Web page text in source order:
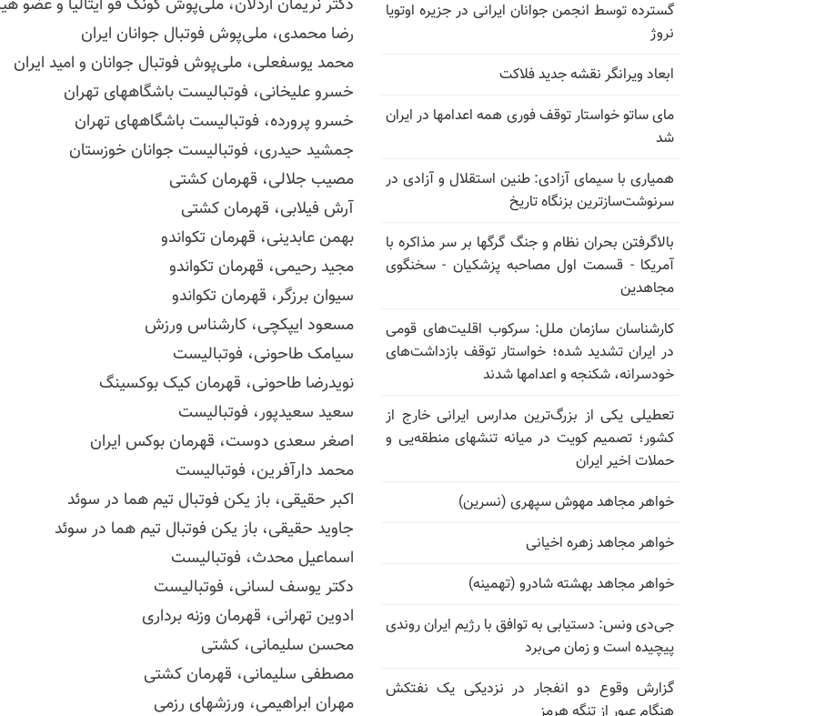
دکتر نریمان اردلان، ملی‌پوش کونگ فو ایتالیا و عضو
رضا محمدی، ملی‌پوش فوتبال جوانان ایران
محمد یوسفعلی، ملی‌پوش فوتبال جوانان و امید ایران
خسرو علیخانی، فوتبالیست باشگاههای تهران
خسرو پرورده، فوتبالیست باشگاههای تهران
جمشید حیدری، فوتبالیست جوانان خوزستان
مصیب جلالی، قهرمان کشتی
آرش فیلابی، قهرمان کشتی
بهمن عابدینی، قهرمان تکواندو
مجید رحیمی، قهرمان تکواندو
سیوان برزگر، قهرمان تکواندو
مسعود ایپکچی، کارشناس ورزش
سیامک طاحونی، فوتبالیست
نویدرضا طاحونی، قهرمان کیک بوکسینگ
سعید سعیدپور، فوتبالیست
اصغر سعدی دوست، قهرمان بوکس ایران
محمد دارآفرین، فوتبالیست
اکبر حقیقی، باز یکن فوتبال تیم هما در سوئد
جاوید حقیقی، باز یکن فوتبال تیم هما در سوئد
اسماعیل محدث، فوتبالیست
دکتر یوسف لسانی، فوتبالیست
ادوین تهرانی، قهرمان وزنه برداری
محسن سلیمانی، کشتی
مصطفی سلیمانی، قهرمان کشتی
مهران ابراهیمی، ورزشهای رزمی
گسترده توسط انجمن جوانان ایرانی در جزیره اوتویا
نروژ
ابعاد ویرانگر نقشه جدید فلاکت
مای ساتو خواستار توقف فوری همه اعدامها در ایران
شد
همیاری با سیمای آزادی: طنین استقلال و آزادی در
سرنوشت‌سازترین بزنگاه تاریخ
بالا‌گرفتن بحران نظام و جنگ گرگها بر سر مذاکره با
آمریکا - قسمت اول مصاحبه پزشکیان - سخنگوی
مجاهدین
کارشناسان سازمان ملل: سرکوب اقلیت‌های قومی
در ایران تشدید شده؛ خواستار توقف بازداشت‌های
خودسرانه، شکنجه و اعدامها شدند
تعطیلی یکی از بزرگ‌ترین مدارس ایرانی خارج از
کشور؛ تصمیم کویت در میانه تنشهای منطقه‌یی و
حملات اخیر ایران
خواهر مجاهد مهوش سپهری (نسرین)
خواهر مجاهد زهره اخیانی
خواهر مجاهد بهشته شادرو (تهمینه)
جی‌دی ونس: دستیابی به توافق با رژیم ایران روندی
پیچیده است و زمان می‌برد
گزارش وقوع دو انفجار در نزدیکی یک نفتکش